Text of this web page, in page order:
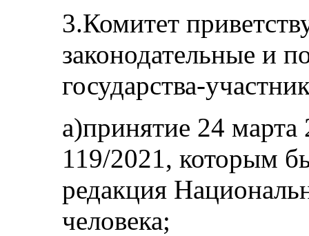
3.Комитет
законодательные и
государства-
a)принятие 24
119/2021, которым
редакция
человека;